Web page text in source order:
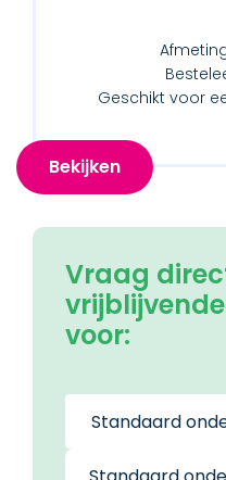
Geschikt voor
Bekijken
Vraag
voor: